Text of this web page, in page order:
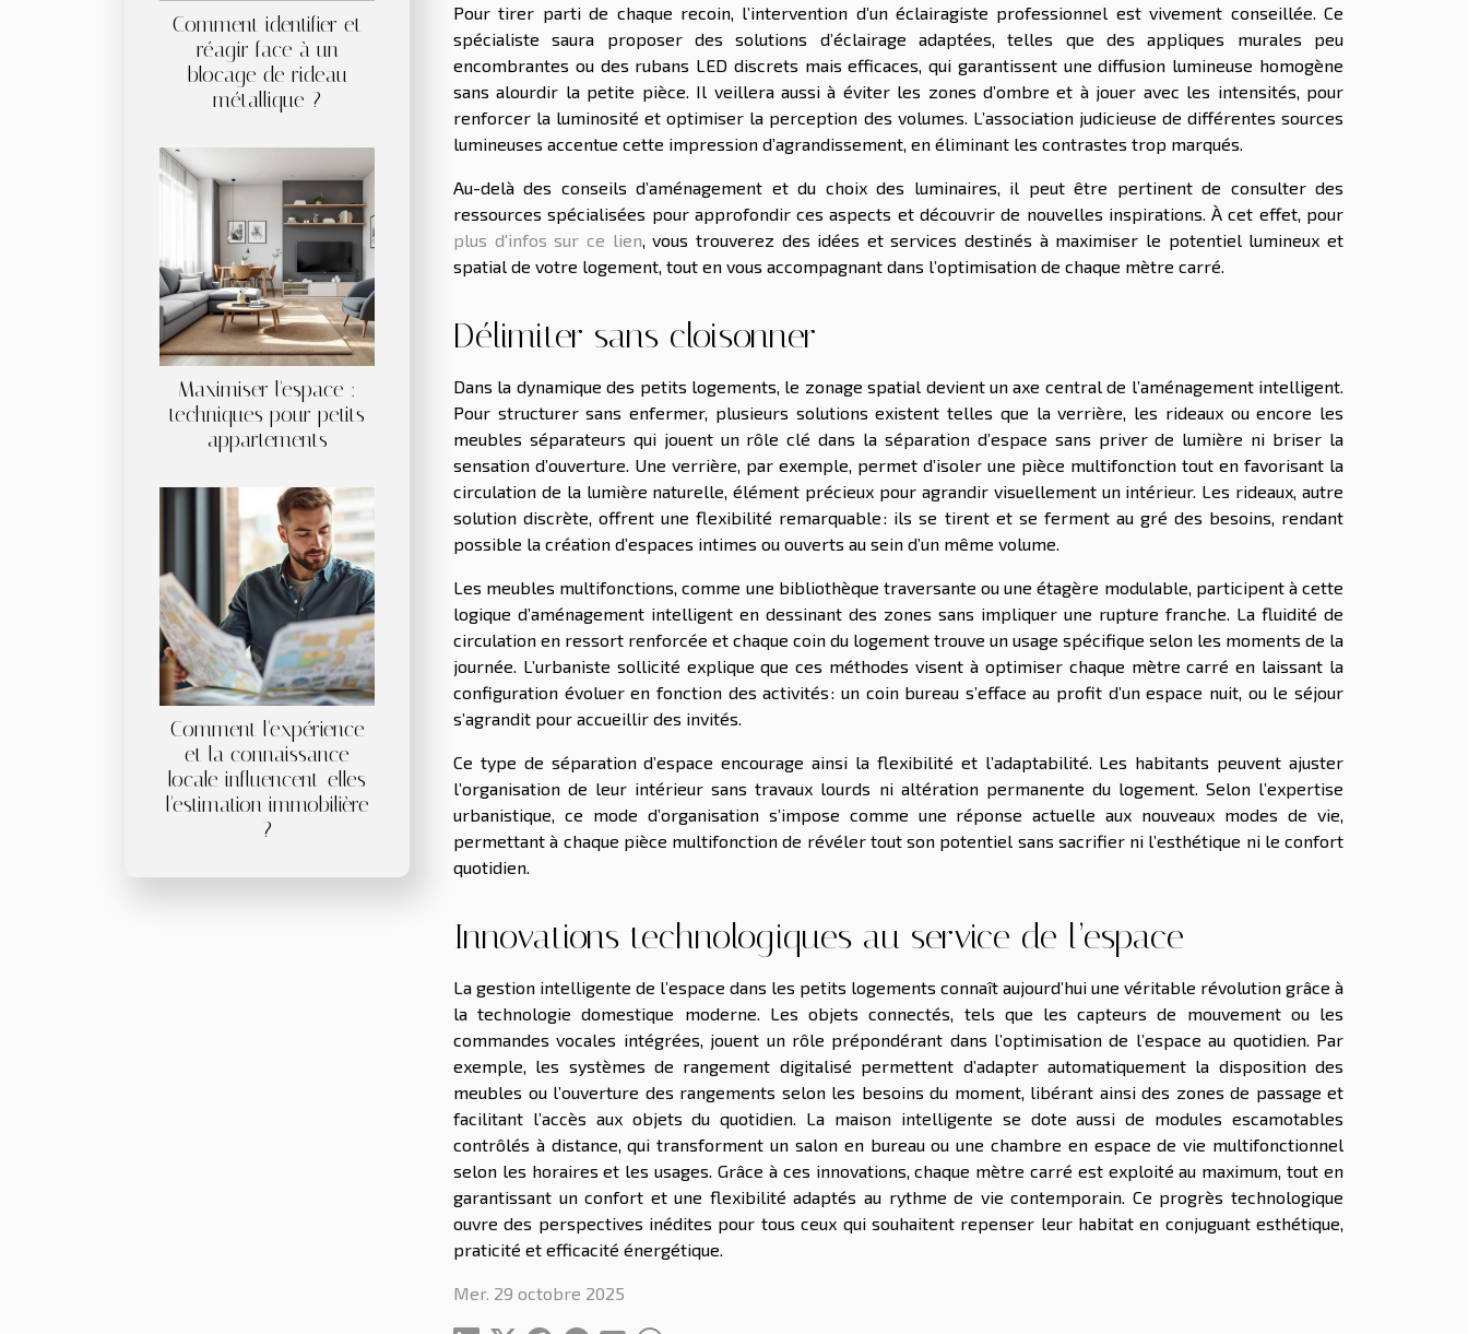
Comment identifier et
réagir face à un
blocage de rideau
métallique ?
Maximiser l'espace :
techniques pour petits
appartements
Comment l'expérience
et la connaissance
locale influencent-elles
l'estimation immobilière
?
Pour tirer parti de chaque recoin, l’intervention d’un éclairagiste professionnel est vivement conseillée. Ce
spécialiste saura proposer des solutions d’éclairage adaptées, telles que des appliques murales peu
encombrantes ou des rubans LED discrets mais efficaces, qui garantissent une diffusion lumineuse homogène
sans alourdir la petite pièce. Il veillera aussi à éviter les zones d’ombre et à jouer avec les intensités, pour
renforcer la luminosité et optimiser la perception des volumes. L’association judicieuse de différentes sources
lumineuses accentue cette impression d’agrandissement, en éliminant les contrastes trop marqués.
Au-delà des conseils d’aménagement et du choix des luminaires, il peut être pertinent de consulter des
ressources spécialisées pour approfondir ces aspects et découvrir de nouvelles inspirations. À cet effet, pour
plus d'infos sur ce lien , vous trouverez des idées et services destinés à maximiser le potentiel lumineux et
spatial de votre logement, tout en vous accompagnant dans l’optimisation de chaque mètre carré.
Délimiter sans cloisonner
Dans la dynamique des petits logements, le zonage spatial devient un axe central de l’aménagement intelligent.
Pour structurer sans enfermer, plusieurs solutions existent telles que la verrière, les rideaux ou encore les
meubles séparateurs qui jouent un rôle clé dans la séparation d’espace sans priver de lumière ni briser la
sensation d’ouverture. Une verrière, par exemple, permet d’isoler une pièce multifonction tout en favorisant la
circulation de la lumière naturelle, élément précieux pour agrandir visuellement un intérieur. Les rideaux, autre
solution discrète, offrent une flexibilité remarquable : ils se tirent et se ferment au gré des besoins, rendant
possible la création d’espaces intimes ou ouverts au sein d’un même volume.
Les meubles multifonctions, comme une bibliothèque traversante ou une étagère modulable, participent à cette
logique d’aménagement intelligent en dessinant des zones sans impliquer une rupture franche. La fluidité de
circulation en ressort renforcée et chaque coin du logement trouve un usage spécifique selon les moments de la
journée. L’urbaniste sollicité explique que ces méthodes visent à optimiser chaque mètre carré en laissant la
configuration évoluer en fonction des activités : un coin bureau s’efface au profit d’un espace nuit, ou le séjour
s’agrandit pour accueillir des invités.
Ce type de séparation d’espace encourage ainsi la flexibilité et l’adaptabilité. Les habitants peuvent ajuster
l’organisation de leur intérieur sans travaux lourds ni altération permanente du logement. Selon l’expertise
urbanistique, ce mode d’organisation s’impose comme une réponse actuelle aux nouveaux modes de vie,
permettant à chaque pièce multifonction de révéler tout son potentiel sans sacrifier ni l’esthétique ni le confort
quotidien.
Innovations technologiques au service de l’espace
La gestion intelligente de l’espace dans les petits logements connaît aujourd’hui une véritable révolution grâce à
la technologie domestique moderne. Les objets connectés, tels que les capteurs de mouvement ou les
commandes vocales intégrées, jouent un rôle prépondérant dans l’optimisation de l’espace au quotidien. Par
exemple, les systèmes de rangement digitalisé permettent d’adapter automatiquement la disposition des
meubles ou l’ouverture des rangements selon les besoins du moment, libérant ainsi des zones de passage et
facilitant l’accès aux objets du quotidien. La maison intelligente se dote aussi de modules escamotables
contrôlés à distance, qui transforment un salon en bureau ou une chambre en espace de vie multifonctionnel
selon les horaires et les usages. Grâce à ces innovations, chaque mètre carré est exploité au maximum, tout en
garantissant un confort et une flexibilité adaptés au rythme de vie contemporain. Ce progrès technologique
ouvre des perspectives inédites pour tous ceux qui souhaitent repenser leur habitat en conjuguant esthétique,
praticité et efficacité énergétique.
Mer. 29 octobre 2025